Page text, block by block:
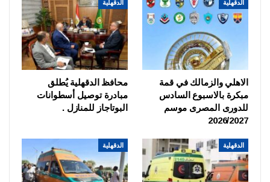
الدقهلية
الاهلي والزمالك في قمة
مبكرة بالاسبوع السادس
للدورى المصرى موسم
2026/2027
الدقهلية
محافظ الدقهلية يُطلق
مبادرة توصيل أسطوانات
البوتاجاز للمنازل .
الدقهلية الدقهلية